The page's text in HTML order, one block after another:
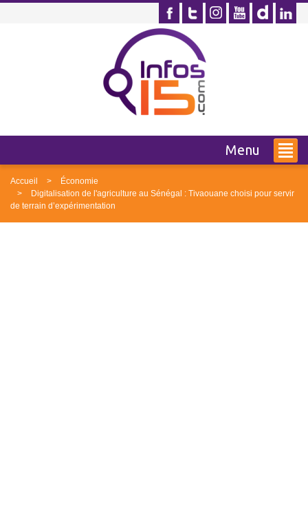
Menu
Accueil
Économie
Digitalisation de l'agriculture au Sénégal : Tivaouane choisi pour servir
de terrain d’expérimentation